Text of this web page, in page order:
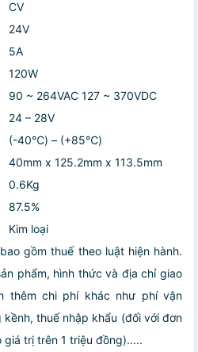
CV
24V
5A
120W
90 ~ 264VAC 127 ~ 370VDC
24 – 28V
(-40℃) – (+85℃)
40mm x 125.2mm x 113.5mm
0.6Kg
87.5%
Kim loại
gồm thuế theo luật hiện hành.
phẩm, hình thức và địa chỉ giao
thêm chi phí khác như phí vận
thuế nhập khẩu (đối với đơn
trị trên 1 triệu đồng).....